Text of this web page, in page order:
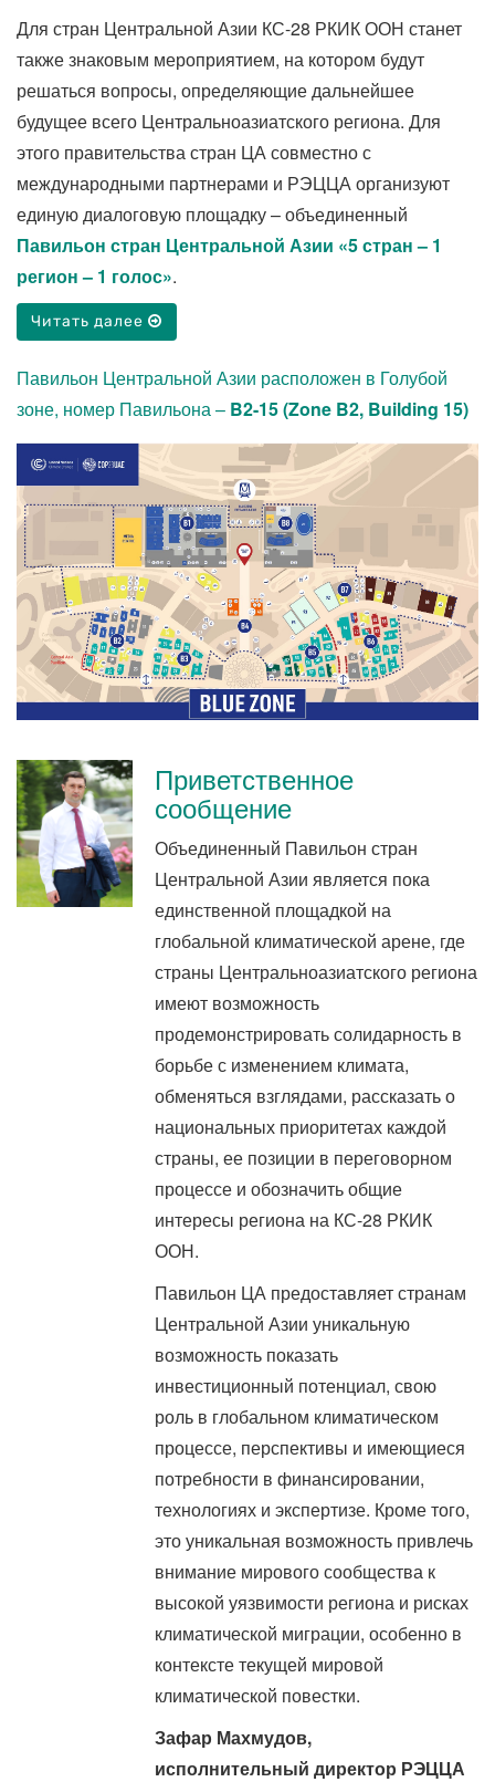
Для стран Центральной Азии КС-28 РКИК ООН станет
также знаковым мероприятием, на котором будут
решаться вопросы, определяющие дальнейшее
будущее всего Центральноазиатского региона. Для
этого правительства стран ЦА совместно с
международными партнерами и РЭЦЦА организуют
единую диалоговую площадку – объединенный
Павильон стран Центральной Азии «5 стран – 1
регион – 1 голос».
Читать далее
Павильон Центральной Азии расположен в Голубой
зоне, номер Павильона – B2-15 (Zone B2, Building 15)
Приветственное
сообщение
Объединенный Павильон стран
Центральной Азии является пока
единственной площадкой на
глобальной климатической арене, где
страны Центральноазиатского региона
имеют возможность
продемонстрировать солидарность в
борьбе с изменением климата,
обменяться взглядами, рассказать о
национальных приоритетах каждой
страны, ее позиции в переговорном
процессе и обозначить общие
интересы региона на КС-28 РКИК
ООН.
Павильон ЦА предоставляет странам
Центральной Азии уникальную
возможность показать
инвестиционный потенциал, свою
роль в глобальном климатическом
процессе, перспективы и имеющиеся
потребности в финансировании,
технологиях и экспертизе. Кроме того,
это уникальная возможность привлечь
внимание мирового сообщества к
высокой уязвимости региона и рисках
климатической миграции, особенно в
контексте текущей мировой
климатической повестки.
Зафар Махмудов,
исполнительный директор РЭЦЦА